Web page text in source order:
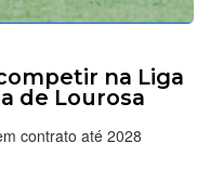
na Liga
de Lourosa
contrato até 2028